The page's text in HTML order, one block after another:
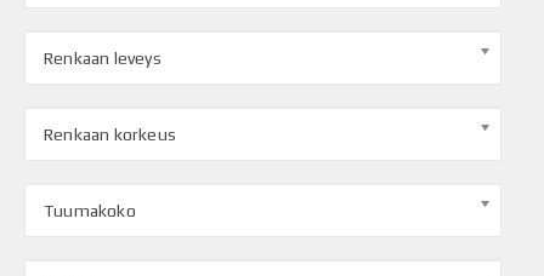
Renkaan leveys
Renkaan korkeus
Tuumakoko